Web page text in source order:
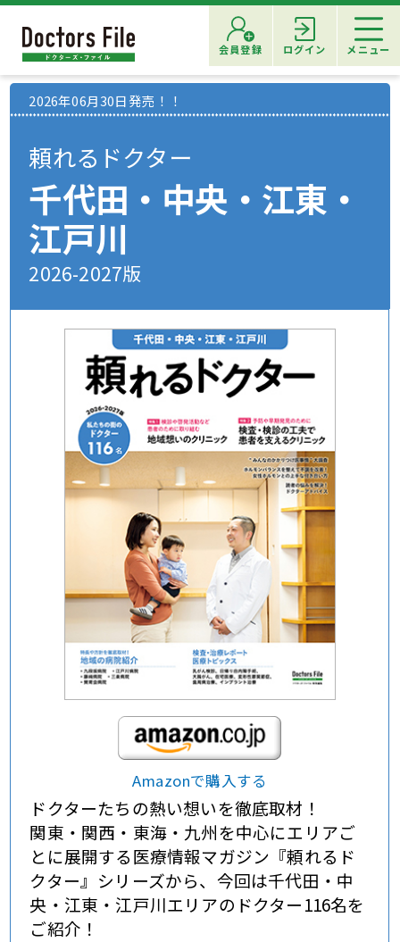
会員登録 ログイン メニュー
2026年06月30日発売！！
頼れるドクター
千代田・中央・江東・
江戸川
2026-2027版
Amazonで購入する
ドクターたちの熱い想いを徹底取材！
関東・関西・東海・九州を中心にエリアご
とに展開する医療情報マガジン『頼れるド
クター』シリーズから、今回は千代田・中
央・江東・江戸川エリアのドクター116名を
ご紹介！